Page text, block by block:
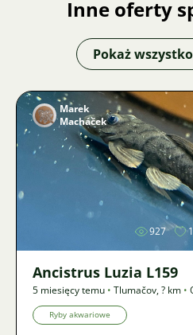
Inne oferty
Pokaż wszystko
Marek
Macháček
927 1
Ancistrus Luzia L159
5 miesięcy temu • Tlumačov,? km •
Ryby akwariowe